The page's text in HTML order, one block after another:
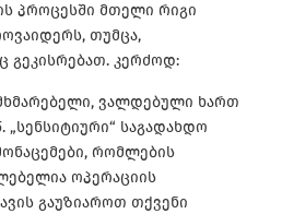
პროცესში მთელი რიგი
თუმცა,
გეკისრებათ. კერძოდ:
ვალდებული ხართ
„სენსიტიური“ საგადახდო
რომლების
ოპერაციის
გაუზიაროთ თქვენი